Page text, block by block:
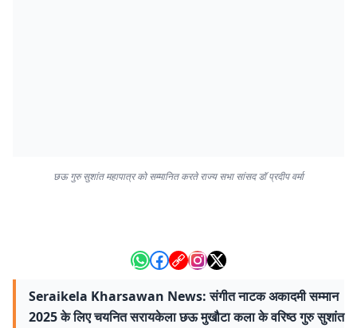
छऊ गुरु सुशांत महापात्र को सम्मानित करते राज्य सभा सांसद डॉ प्रदीप वर्मा
Seraikela Kharsawan News: संगीत नाटक अकादमी सम्मान
2025 के लिए चयनित सरायकेला छऊ मुखौटा कला के वरिष्ठ गुरु सुशांत